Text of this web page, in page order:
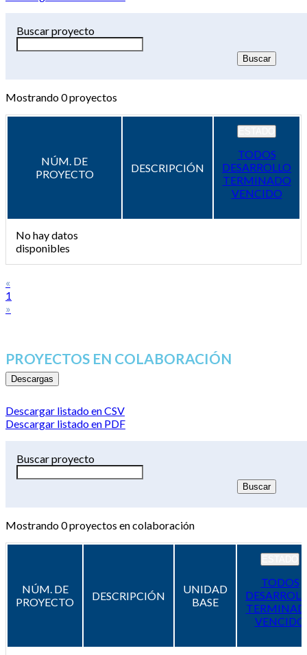
Buscar proyecto
Mostrando0proyectos
NÚM. DE
PROYECTO
DESCRIPCIÓN
TODOS
DESARROLLO
TERMINADO
VENCIDO
No hay datos
disponibles
«
1
»
PROYECTOS EN COLABORACIÓN
Descargas
Descargar listado en CSV
Descargar listado en PDF
Buscar proyecto
Mostrando0proyectos en colaboración
NÚM. DE
PROYECTO
DESCRIPCIÓN
UNIDAD
BASE
TODOS
VENCIDO